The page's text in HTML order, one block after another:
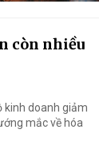
còn nhiều
kinh doanh giảm
mắc về hóa